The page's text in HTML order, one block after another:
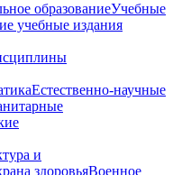
образованиеУчебные
учебные издания
Естественно-научные
и
здоровьяВоенное